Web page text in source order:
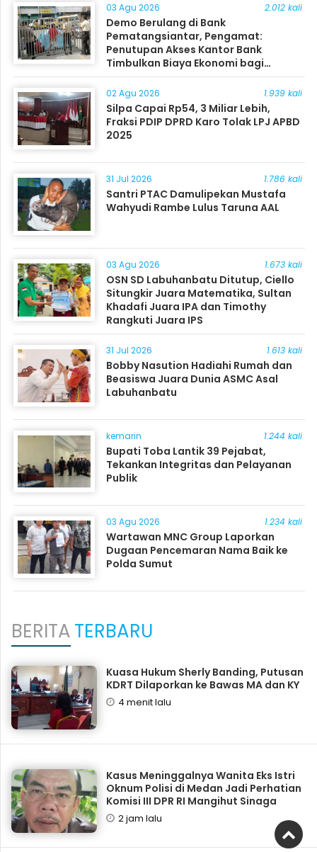
03 Agu 2026 2.012 kali
Demo Berulang di Bank
Pematangsiantar, Pengamat:
Penutupan Akses Kantor Bank
Timbulkan Biaya Ekonomi bagi
Masyarakat
02 Agu 2026 1.939 kali
Silpa Capai Rp54, 3 Miliar Lebih,
Fraksi PDIP DPRD Karo Tolak LPJ APBD
2025
31 Jul 2026 1.786 kali
Santri PTAC Damulipekan Mustafa
Wahyudi Rambe Lulus Taruna AAL
03 Agu 2026 1.673 kali
OSN SD Labuhanbatu Ditutup, Ciello
Situngkir Juara Matematika, Sultan
Khadafi Juara IPA dan Timothy
Rangkuti Juara IPS
31 Jul 2026 1.613 kali
Bobby Nasution Hadiahi Rumah dan
Beasiswa Juara Dunia ASMC Asal
Labuhanbatu
kemarin 1.244 kali
Bupati Toba Lantik 39 Pejabat,
Tekankan Integritas dan Pelayanan
Publik
03 Agu 2026 1.234 kali
Wartawan MNC Group Laporkan
Dugaan Pencemaran Nama Baik ke
Polda Sumut
BERITATERBARU
Kuasa Hukum Sherly Banding, Putusan
KDRT Dilaporkan ke Bawas MA dan KY
4 menit lalu
Kasus Meninggalnya Wanita Eks Istri
Oknum Polisi di Medan Jadi Perhatian
Komisi III DPR RI Mangihut Sinaga
2 jam lalu